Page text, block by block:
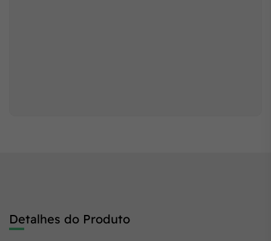
Detalhes do Produto